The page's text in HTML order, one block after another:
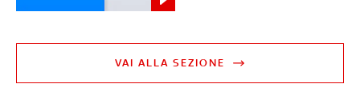
VAI ALLA SEZIONE